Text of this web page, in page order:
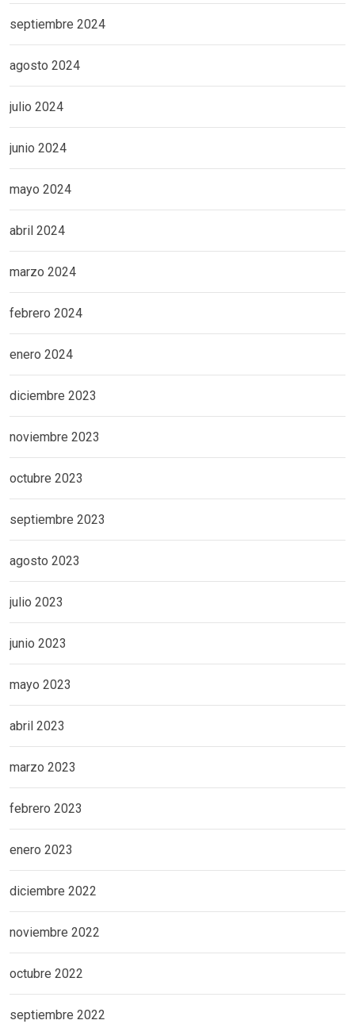
septiembre 2024
agosto 2024
julio 2024
junio 2024
mayo 2024
abril 2024
marzo 2024
febrero 2024
enero 2024
diciembre 2023
noviembre 2023
octubre 2023
septiembre 2023
agosto 2023
julio 2023
junio 2023
mayo 2023
abril 2023
marzo 2023
febrero 2023
enero 2023
diciembre 2022
noviembre 2022
octubre 2022
septiembre 2022